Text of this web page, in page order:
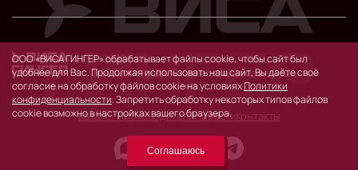
© 2026 г.
119530, Москва, Очаковское шоссе, д. 32.
КаталогПроизводителиНовостиКонтакты
ООО «ВИСА ГИНГЕР» обрабатывает файлы cookie, чтобы сайт был
удобнее для Вас. Продолжая использовать наш сайт, Вы даёте своё
согласие на обработку файлов cookie на условияхПолитики
конфиденциальности. Запретить обработку некоторых типов файлов
cookie возможно в настройках вашего браузера.
Соглашаюсь